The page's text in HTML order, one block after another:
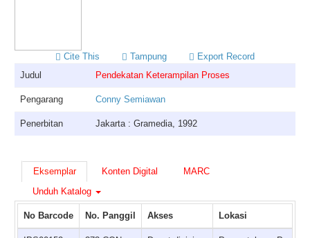
Cite This Tampung
Export Record
Judul
Pendekatan Keterampilan Proses
Pengarang Conny Semiawan
Penerbitan Jakarta : Gramedia, 1992
Eksemplar Konten Digital
MARC
Unduh Katalog
No Barcode No. Panggil Akses Lokasi